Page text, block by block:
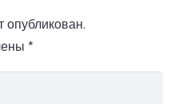
опубликован.
*